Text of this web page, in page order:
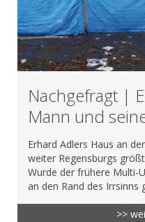
Nachgefragt |
Mann und
Erhard Adlers Haus an
weiter Regensburgs
Wurde der frühere Multi-
an den Rand des Irrsinns
>>